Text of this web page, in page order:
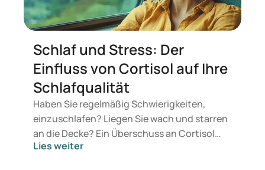
Schlaf und Stress: Der
Einfluss von Cortisol auf Ihre
Schlafqualität
Haben Sie regelmäßig Schwierigkeiten,
einzuschlafen? Liegen Sie wach und starren
an die Decke? Ein Überschuss an Cortisol
könnte eine Rolle spielen. Dieses Hormon
Lies weiter